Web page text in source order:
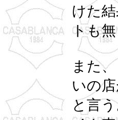
けた
トも
また
いの
と言